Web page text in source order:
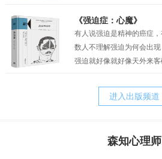
偶而已，他以为自己是人
儡。社交恐惧症和其他的
俗话说“三岁看大，七岁看
和家庭因素密相关，尤其
胆小、退缩、敏感、焦虑
质，却又是父母赖以责备
了与真实自我的持久的矛
《强迫症：心魔》
有人说强迫是精神的癌症
数人不理解强迫为何会出
强迫就好像就好像天外来
迫只是他痛苦的表象，而
其实，从我们生命最初往
进入出版频道
森知心理师